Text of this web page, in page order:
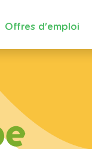
Offres d'emploi